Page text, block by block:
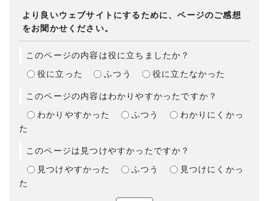
より良いウェブサイトにするために、ページのご感想
をお聞かせください。
このページの内容は役に立ちましたか？
役に立った
ふつう 役に立たなかった
このページの内容はわかりやすかったですか？
わかりやすかった
ふつう
わかりにくかっ
た
このページは見つけやすかったですか？
見つけやすかった
ふつう
見つけにくかっ
た